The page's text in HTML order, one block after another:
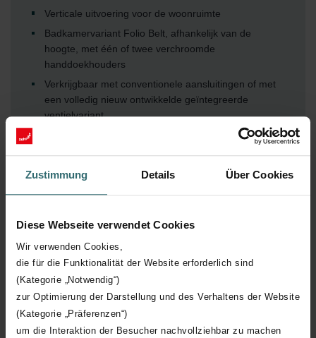
Zustimmung Details Über Cookies
Diese Webseite verwendet Cookies
Wir verwenden Cookies,
die für die Funktionalität der Website erforderlich sind
(Kategorie „Notwendig“)
zur Optimierung der Darstellung und des Verhaltens der Website
(Kategorie „Präferenzen“)
um die Interaktion der Besucher nachvollziehbar zu machen
Verticale uitvoering voor de woonruimte
Badkamervariant Folio Belt, afhankelijk van de
hoogte, met één of twee verchroomde
handdoekhouders
Verkrijgbaar met conventionele aansluitingen of met
een volledig nieuw ontwikkelde geïntegreerde
ventielvariant
Naar keuze ook in geanodiseerd aluminium
In kleur gelakte handdoekstangen zijn verkrijgbaar in
dezelfde kleur als de handdoekradiator of kunnen
afzonderlijk als accessoire worden besteld in een
Meer tonen